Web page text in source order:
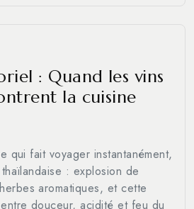
: Quand les vins
la cuisine
qui fait voyager instantanément,
: explosion de
aromatiques, et cette
douceur, acidité et feu du